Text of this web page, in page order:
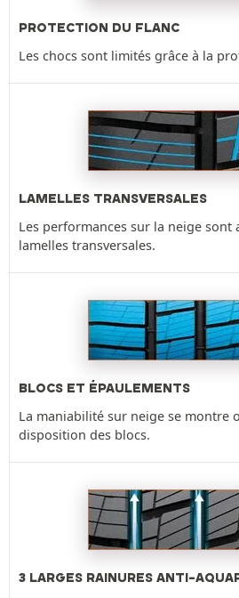
PROTECTION DU FLANC
Les chocs sont limités grâce à la
LAMELLES TRANSVERSALES
Les performances sur la neige sont
lamelles transversales.
BLOCS ET ÉPAULEMENTS
La maniabilité sur neige se montre
disposition des blocs.
3 LARGES RAINURES ANTI-